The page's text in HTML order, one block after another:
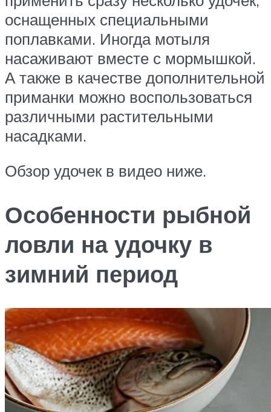
оснащенных специальными
поплавками. Иногда мотыля
насаживают вместе с мормышкой.
А также в качестве дополнительной
приманки можно воспользоваться
различными растительными
насадками.
Обзор удочек в видео ниже.
Особенности рыбной
ловли на удочку в
зимний период